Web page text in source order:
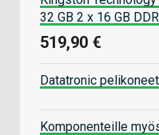
32 GB 2 x 16 GB
519,90 €
Datatronic pelikoneet
Komponenteille